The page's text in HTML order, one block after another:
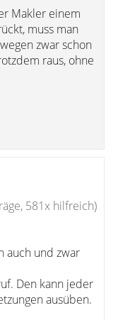
Makler einem
muss man
zwar schon
raus, ohne
581x hilfreich)
auch und zwar
Den kann jeder
ausüben.